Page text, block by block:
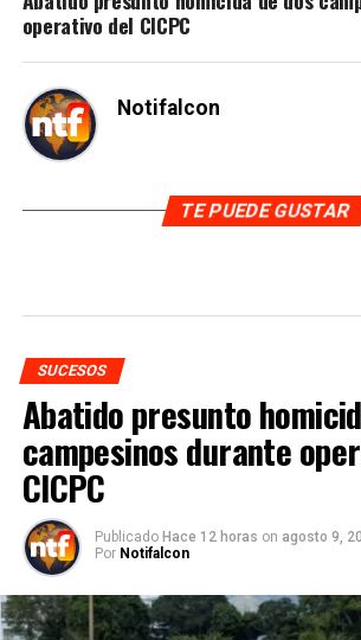
operativo del CICPC
Notifalcon
TE PUEDE GUSTAR
SUCESOS
Abatido presunto
campesinos durante
CICPC
Publicado Hace 12 horas on agosto 9,
Por Notifalcon